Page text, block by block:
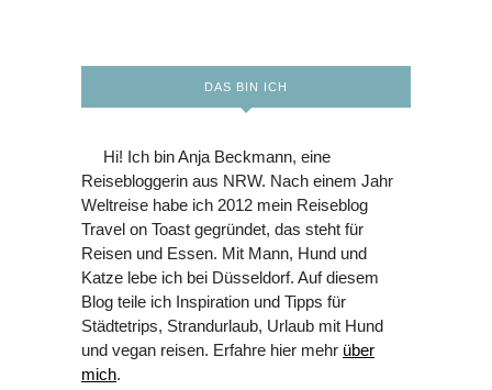
DAS BIN ICH
Hi! Ich bin Anja Beckmann, eine
Reisebloggerin aus NRW. Nach einem Jahr
Weltreise habe ich 2012 mein Reiseblog
Travel on Toast gegründet, das steht für
Reisen und Essen. Mit Mann, Hund und
Katze lebe ich bei Düsseldorf. Auf diesem
Blog teile ich Inspiration und Tipps für
Städtetrips, Strandurlaub, Urlaub mit Hund
und vegan reisen. Erfahre hier mehr über
mich.